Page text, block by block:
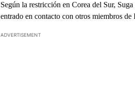
Según la restricción en Corea del Sur,
entrado en contacto con otros miembros
ADVERTISEMENT